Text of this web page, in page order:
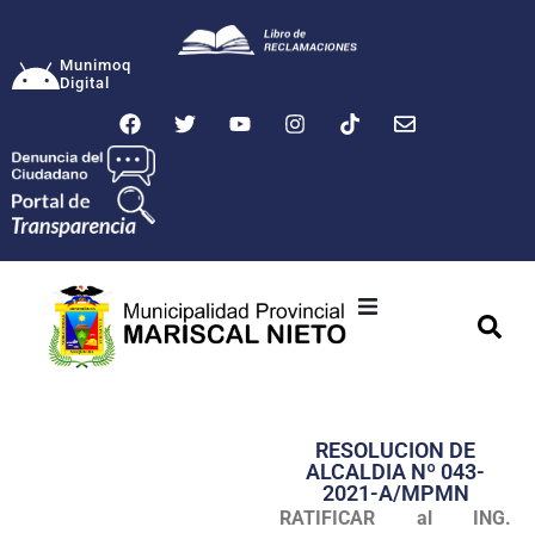
Munimoq
Digital
Transparencia
Seguridad
RESOLUCION DE
ALCALDIA Nº 043-
2021-A/MPMN
RATIFICAR al
ING.